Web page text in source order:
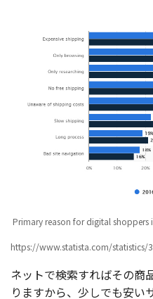
Primary reason for digital
https://www.statista.com/statistics/
ネットで検索すればその商
りますから、少しでも安い